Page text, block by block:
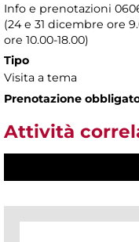
Info e prenotazioni
(24 e 31 dicembre ore
ore 10.00-18.00)
Tipo
Visita a tema
Prenotazione
Attività